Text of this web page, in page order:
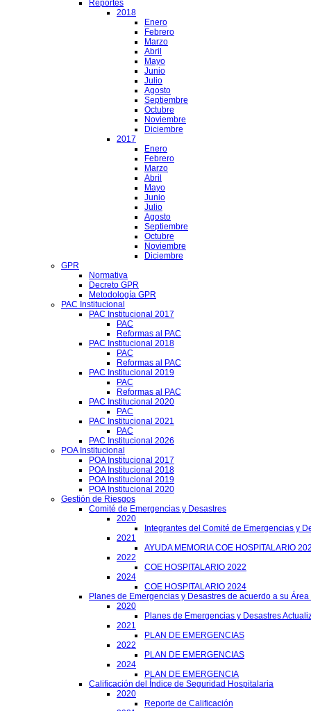
Reportes
2018
Enero
Febrero
Marzo
Abril
Mayo
Junio
Julio
Agosto
Septiembre
Octubre
Noviembre
Diciembre
2017
Enero
Febrero
Marzo
Abril
Mayo
Junio
Julio
Agosto
Septiembre
Octubre
Noviembre
Diciembre
GPR
Normativa
Decreto GPR
Metodología GPR
PAC Institucional
PAC Institucional 2017
PAC
Reformas al PAC
PAC Institucional 2018
PAC
Reformas al PAC
PAC Institucional 2019
PAC
Reformas al PAC
PAC Institucional 2020
PAC
PAC Institucional 2021
PAC
PAC Institucional 2026
POA Institucional
POA Institucional 2017
POA Institucional 2018
POA Institucional 2019
POA Institucional 2020
Gestión de Riesgos
Comité de Emergencias y Desastres
2020
Integrantes del Comité de Emergencias y
2021
AYUDA MEMORIA COE HOSPITALARIO
2022
COE HOSPITALARIO 2022
2024
COE HOSPITALARIO 2024
Planes de Emergencias y Desastres de acuerdo a su
2020
Planes de Emergencias y Desastres
2021
PLAN DE EMERGENCIAS
2022
PLAN DE EMERGENCIAS
2024
PLAN DE EMERGENCIA
Calificación del Índice de Seguridad Hospitalaria
2020
Reporte de Calificación